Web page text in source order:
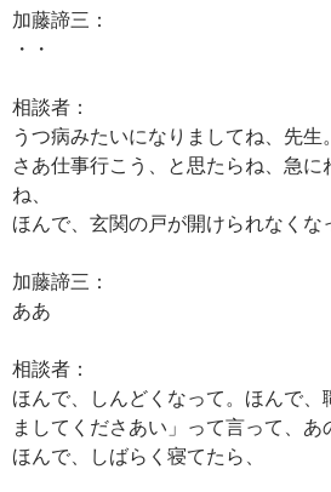
加藤諦三：
・・
相談者：
うつ病みたいになりましてね、先生。
さあ仕事行こう、と思たらね、急に
ね、
ほんで、玄関の戸が開けられなくな
加藤諦三：
ああ
相談者：
ほんで、しんどくなって。ほんで
ましてくださあい」って言って、あ
ほんで、しばらく寝てたら、